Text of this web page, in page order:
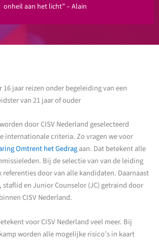
onheil aan het licht” – Alain
jaar reizen onder begeleiding van een
van 21 jaar of ouder
door CISV Nederland geselecteerd
internationale criteria. Zo vragen we voor
Omtrent het Gedragaan. Dat betekent alle
Bij de selectie van van de leiding
referenties door van alle kandidaten. Daarnaast
en Junior Counselor (JC) getraind door
CISV Nederland.
voor CISV Nederland veel meer. Bij
worden alle mogelijke risico’s in kaart